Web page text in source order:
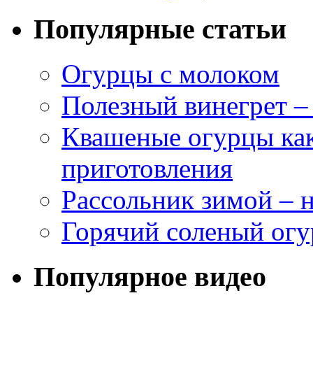
Популярные статьи
Огурцы с молоком
Полезный винегрет
Квашеные огурцы
приготовления
Рассольник зимой –
Горячий соленый
Популярное видео